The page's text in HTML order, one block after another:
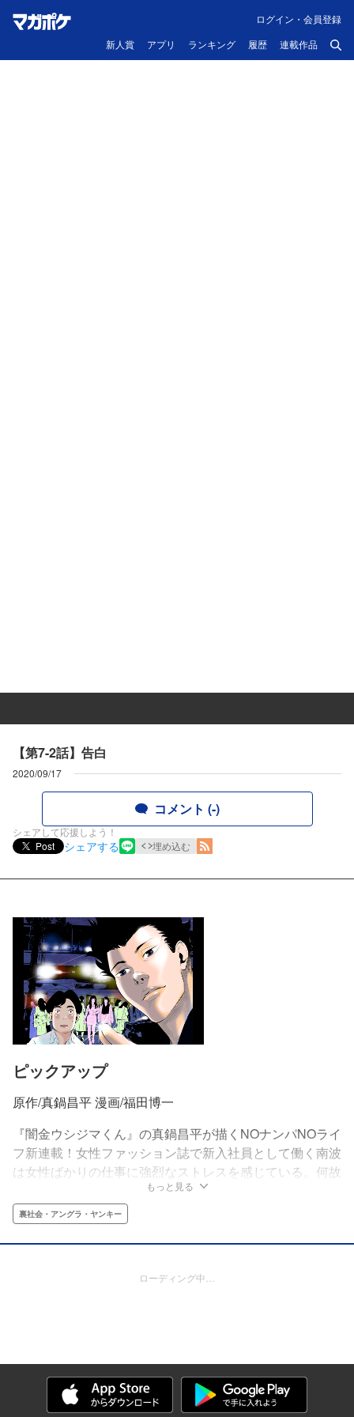
新人賞 アプリ ランキング 履歴 連載作品
ログイン・会員登録
【第7-2話】告白
2020/09/17
コメント (-)
シェアして応援しよう！
Post
シェアする 埋め込む
ピックアップ
原作/真鍋昌平 漫画/福田博一
『闇金ウシジマくん』の真鍋昌平が描くNOナンパNOライ
フ新連載！女性ファッション誌で新入社員として働く南波
は女性ばかりの仕事に強烈なストレスを感じている。何故
なら、彼は正真正銘の童貞だからだ。そんな南波には憧れ
の先輩がいた。エース編集者としてバリバリ働いている藤
原だ。憧れの先輩・藤原と仕事を共にすることをきっかけ
に南波は藤原が塾長を務める「魁！ ナンパ塾」に入塾す
もっと見る
裏社会・アングラ・ヤンキー
ローディング中…